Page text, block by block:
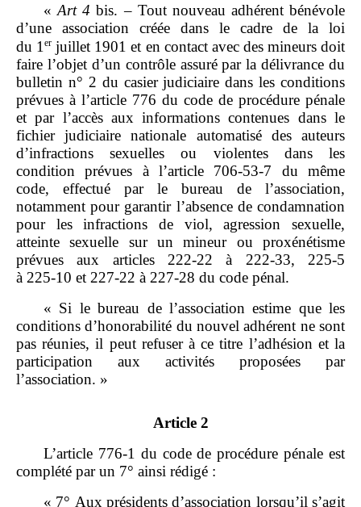
«Art 4bis. – Tout nouveau adhérent bénévole
d’une association créée dans le cadre de la loi
du 1er juillet 1901 et en contact avec des mineurs doit
faire l’objet d’un contrôle assuré par la délivrance du
bulletin n° 2 du casier judiciaire dans les conditions
prévues à l’article 776 du code de procédure pénale
et par l’accès aux informations contenues dans le
fichier judiciaire nationale automatisé des auteurs
d’infractions sexuelles ou violentes dans les
condition prévues à l’article 706‑53‑7 du même
code, effectué par le bureau de l’association,
notamment pour garantir l’absence de condamnation
pour les infractions de viol, agression sexuelle,
atteinte sexuelle sur un mineur ou proxénétisme
prévues aux articles 222‑22 à 222‑33, 225‑5
à 225‑10 et 227‑22 à 227‑28 du code pénal.
« Si le bureau de l’association estime que les
conditions d’honorabilité du nouvel adhérent ne sont
pas réunies, il peut refuser à ce titre l’adhésion et la
participation aux activités proposées par
l’association. »
Article 2
L’article 776‑1 du code de procédure pénale est
complété par un 7° ainsi rédigé :
« 7° Aux présidents d’association lorsqu’il s’agit